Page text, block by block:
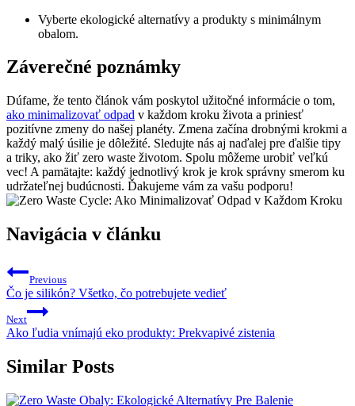
Vyberte ekologické alternatívy a produkty s minimálnym
obalom.
Záverečné poznámky
Dúfame, že tento článok vám poskytol užitočné informácie o tom,
ako minimalizovať odpad v každom kroku života a priniesť
pozitívne zmeny do našej planéty. Zmena začína drobnými krokmi a
každý malý úsilie je dôležité. Sledujte nás aj naďalej pre ďalšie tipy
a triky, ako žiť zero waste životom. Spolu môžeme urobiť veľkú
vec! A pamätajte: každý jednotlivý krok je krok správny smerom ku
udržateľnej budúcnosti. Ďakujeme vám za vašu podporu!
Navigácia v článku
Previous
Čo je silikón? Všetko, čo potrebujete vedieť
Next
Ako ľudia vnímajú eko produkty: Prekvapivé zistenia
Similar Posts